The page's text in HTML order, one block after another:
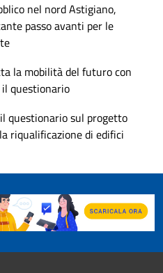
nel nord Astigiano,
passo avanti per le
la mobilità del futuro con
il questionario
questionario sul progetto
riqualificazione di edifici